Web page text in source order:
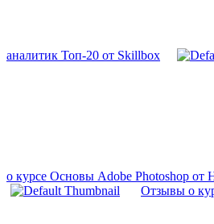
аналитик Топ-20 от Skillbox
о курсе Основы Adobe Photoshop от
Отзывы о